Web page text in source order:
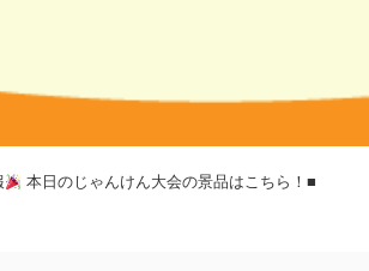
本日のじゃんけん大会の景品はこちら！■